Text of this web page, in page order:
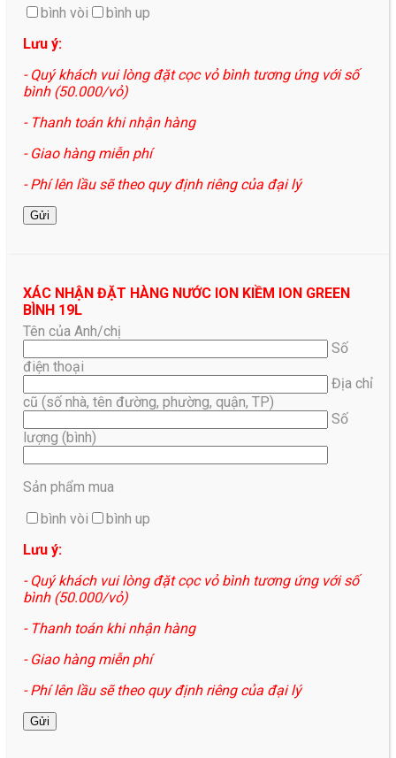
bình vòi
bình up
Lưu ý:
- Quý khách vui lòng đặt cọc vỏ bình tương ứng với số
bình (50.000/vỏ)
- Thanh toán khi nhận hàng
- Giao hàng miễn phí
- Phí lên lầu sẽ theo quy định riêng của đại lý
XÁC NHẬN ĐẶT HÀNG NƯỚC ION KIỀM ION GREEN
BÌNH 19L
Tên của Anh/chị
Số
điện thoại
Địa chỉ
cũ (số nhà, tên đường, phường, quận, TP)
Số
lượng (bình)
Sản phẩm mua
bình vòi
bình up
Lưu ý:
- Quý khách vui lòng đặt cọc vỏ bình tương ứng với số
bình (50.000/vỏ)
- Thanh toán khi nhận hàng
- Giao hàng miễn phí
- Phí lên lầu sẽ theo quy định riêng của đại lý